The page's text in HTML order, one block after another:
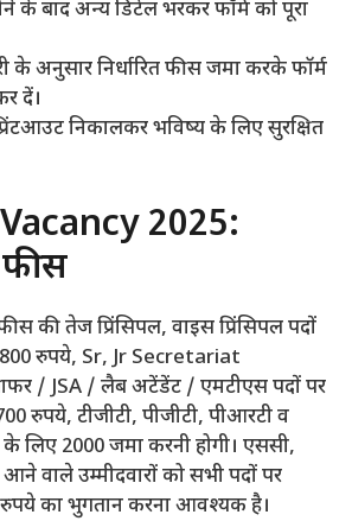
के बाद अन्य डिटेल भरकर फॉर्म को पूरा
के अनुसार निर्धारित फीस जमा करके फॉर्म
दें।
निकालकर भविष्य के लिए सुरक्षित
2025:
की तेज प्रिंसिपल, वाइस प्रिंसिपल पदों
रुपये, Sr, Jr Secretariat
/ JSA / लैब अटेंडेंट / एमटीएस पदों पर
रुपये, टीजीटी, पीजीटी, पीआरटी व
लिए 2000 जमा करनी होगी। एससी,
वाले उम्मीदवारों को सभी पदों पर
का भुगतान करना आवश्यक है।